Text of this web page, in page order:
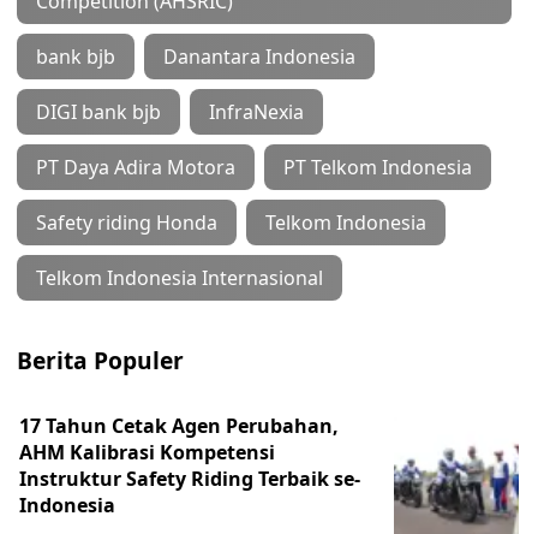
bank bjb Danantara Indonesia
DIGI bank bjb InfraNexia
PT Daya Adira Motora PT Telkom Indonesia
Safety riding Honda Telkom Indonesia
Telkom Indonesia Internasional
Berita Populer
17 Tahun Cetak Agen Perubahan,
AHM Kalibrasi Kompetensi
Instruktur Safety Riding Terbaik se-
Indonesia